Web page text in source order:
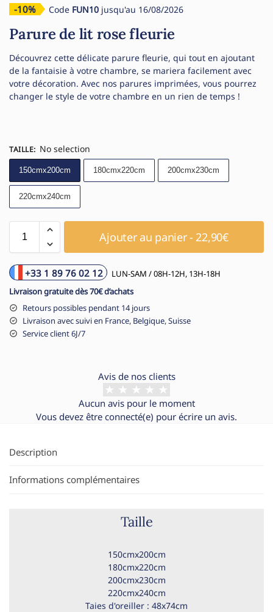
-10% Code FUN10 jusqu'au 16/08/2026
Parure de lit rose fleurie
Découvrez cette délicate parure fleurie, qui tout en ajoutant
de la fantaisie à votre chambre, se mariera facilement avec
votre décoration. Avec nos parures imprimées, vous pourrez
changer le style de votre chambre en un rien de temps !
TAILLE: No selection
150cmx200cm 180cmx220cm 200cmx230cm
220cmx240cm
Ajouter au panier - 22,90€
+33 1 89 76 02 12
LUN-SAM / 08H-12H, 13H-18H
Livraison gratuite dès 70€ d’achats
Retours possibles pendant 14 jours
Livraison avec suivi en France, Belgique, Suisse
Service client 6J/7
Avis de nos clients
Aucun avis pour le moment
Vous devez être connecté(e) pour écrire un avis.
Description
Informations complémentaires
Taille
150cmx200cm
180cmx220cm
200cmx230cm
220cmx240cm
Taies d'oreiller : 48x74cm